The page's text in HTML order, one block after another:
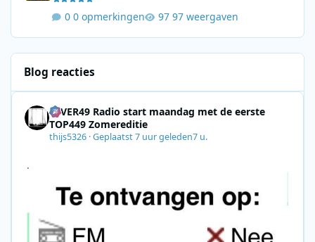
0 opmerkingen 97 weergaven
Blog reacties
4EVER49 Radio start maandag met de eerste
TOP449 Zomereditie
thijs5326 ·Geplaatst7 uur geleden7 u.
.